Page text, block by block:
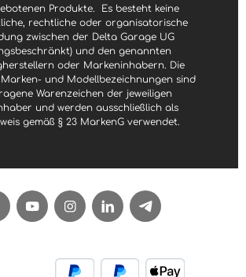
Produkte.
Es besteht keine
rechtliche oder organisatorische
zwischen der Delta Garage UG
und den genannten
oder Markeninhabern. Die
und Modellbezeichnungen sind
Warenzeichen der jeweiligen
und werden ausschließlich als
gemäß § 23 MarkenG verwendet.